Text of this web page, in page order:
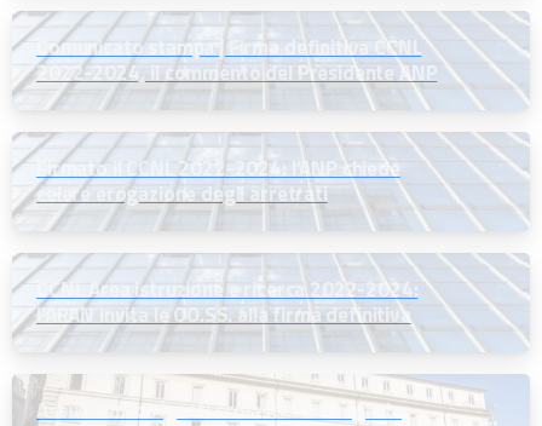
Comunicato stampa | Firma definitiva CCNL
2022-2024, il commento del Presidente ANP
Firmato il CCNL 2022-2024: l’ANP chiede
celere erogazione degli arretrati
CCNL Area istruzione e ricerca 2022-2024:
l’ARAN invita le OO.SS. alla firma definitiva
Assunzioni dirigenti scolastici: un segnale